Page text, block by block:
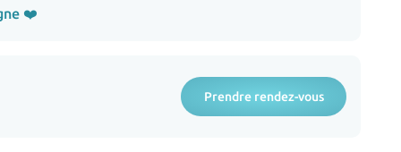
❤️
Prendre rendez-vous